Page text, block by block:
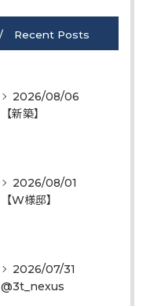
Recent Posts
2026/08/06
【新築】
2026/08/01
【W様邸】
2026/07/31
@3t_nexus